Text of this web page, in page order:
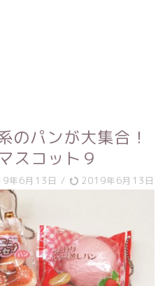
のパンが大集合！
スコット９
年6月13日 / 2019年6月13日